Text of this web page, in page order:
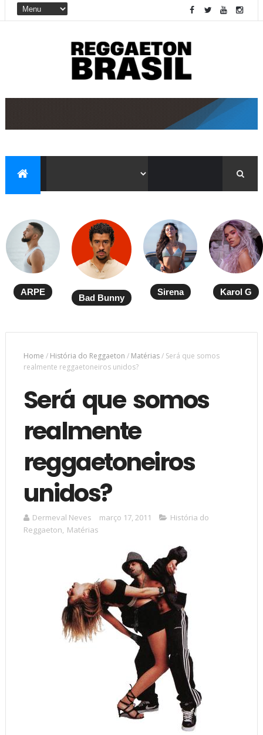
ARPE
Bad Bunny
Sirena Karol G
Home / História do Reggaeton / Matérias/ Será que somos
realmente reggaetoneiros unidos?
Será que somos
realmente
reggaetoneiros
unidos?
Dermeval Neves março 17, 2011
História do
Reggaeton, Matérias